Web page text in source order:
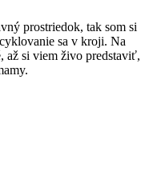
prostriedok, tak som si
sa v kroji. Na
až si viem živo predstaviť,